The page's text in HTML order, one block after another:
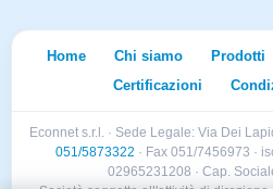
Home Chi siamo Prodotti
Certificazioni
Econnet s.r.l. · Sede Legale: Via Dei
051/5873322 · Fax 051/7456973 ·
02965231208 · Cap.